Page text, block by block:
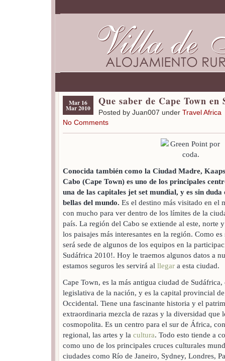
Mar 16
Mar 2010
Que saber de Cape Town en
Posted by Juan007 under Travel Africa
No Comments
Conocida también como la Ciudad Madre,
Cabo (Cape Town) es uno de los principales
una de las capitales jet set mundial, y es sin
bellas del mundo. Es el destino más visitado en el
con mucho para ver dentro de los límites de la
país. La región del Cabo se extiende al este, norte
los paisajes más interesantes en la región. Como
será sede de algunos de los equipos en la
Sudáfrica 2010!. Hoy le traemos algunos datos a
estamos seguros les servirá al llegar a esta ciudad.
Cape Town, es la más antigua ciudad de
legislativa de la nación, y es la capital provincial
Occidental. Tiene una fascinante historia y el
extraordinaria mezcla de razas y la diversidad que
cosmopolita. Es un centro para el sur de África,
regional, las artes y la cultura. Todo esto tiende a
como uno de los principales cruces culturales
ciudades como Río de Janeiro, Sydney, Londres,